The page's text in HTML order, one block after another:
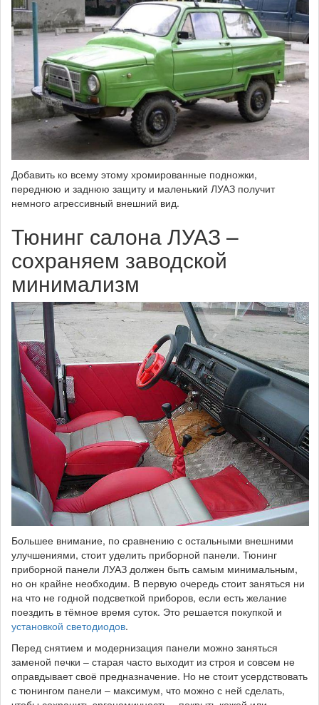
Добавить ко всему этому хромированные подножки,
переднюю и заднюю защиту и маленький ЛУАЗ получит
немного агрессивный внешний вид.
Тюнинг салона ЛУАЗ –
сохраняем заводской
минимализм
Большее внимание, по сравнению с остальными внешними
улучшениями, стоит уделить приборной панели. Тюнинг
приборной панели ЛУАЗ должен быть самым минимальным,
но он крайне необходим. В первую очередь стоит заняться ни
на что не годной подсветкой приборов, если есть желание
поездить в тёмное время суток. Это решается покупкой и
установкой светодиодов.
Перед снятием и модернизация панели можно заняться
заменой печки – старая часто выходит из строя и совсем не
оправдывает своё предназначение. Но не стоит усердствовать
с тюнингом панели – максимум, что можно с ней сделать,